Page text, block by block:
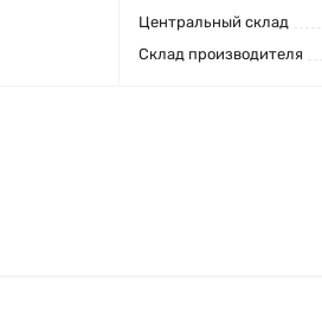
Центральный склад
Склад производителя